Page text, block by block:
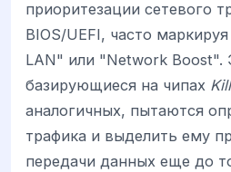
приоритезации сетевого
BIOS/UEFI, часто
LAN" или "Network Boost".
базирующиеся на чипах
аналогичных, пытаются
трафика и выделить ему
передачи данных еще до